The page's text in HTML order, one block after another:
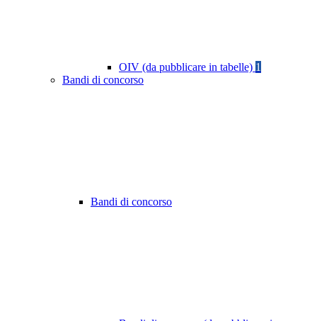
OIV (da pubblicare in tabelle) 1
Bandi di concorso
Bandi di concorso